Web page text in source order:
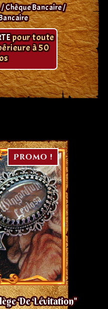
Chèque Bancaire /
pour toute
à 50
Promo !
De Lévitation"